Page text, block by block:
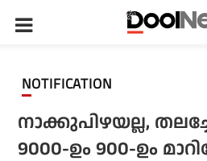
NOTIFICATION
നാക്കുപിഴയല്ല,
9000-ഉം 900-ഉം